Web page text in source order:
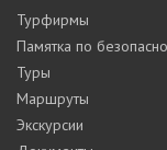
Турфирмы
Памятка по
Туры
Маршруты
Экскурсии